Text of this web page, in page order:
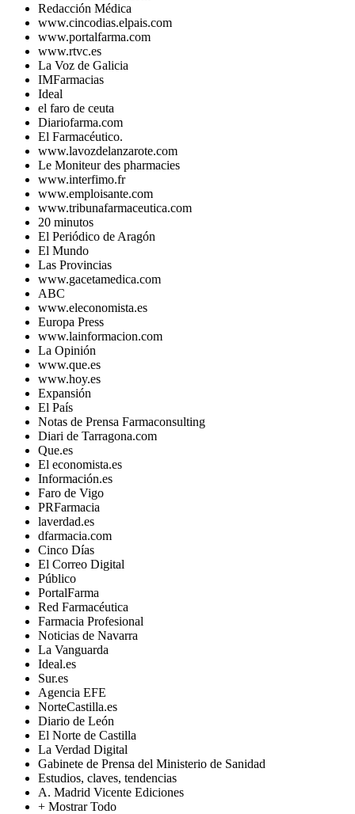
Redacción Médica
www.cincodias.elpais.com
www.portalfarma.com
www.rtvc.es
La Voz de Galicia
IMFarmacias
Ideal
el faro de ceuta
Diariofarma.com
El Farmacéutico.
www.lavozdelanzarote.com
Le Moniteur des pharmacies
www.interfimo.fr
www.emploisante.com
www.tribunafarmaceutica.com
20 minutos
El Periódico de Aragón
El Mundo
Las Provincias
www.gacetamedica.com
ABC
www.eleconomista.es
Europa Press
www.lainformacion.com
La Opinión
www.que.es
www.hoy.es
Expansión
El País
Notas de Prensa Farmaconsulting
Diari de Tarragona.com
Que.es
El economista.es
Información.es
Faro de Vigo
PRFarmacia
laverdad.es
dfarmacia.com
Cinco Días
El Correo Digital
Público
PortalFarma
Red Farmacéutica
Farmacia Profesional
Noticias de Navarra
La Vanguarda
Ideal.es
Sur.es
Agencia EFE
NorteCastilla.es
Diario de León
El Norte de Castilla
La Verdad Digital
Gabinete de Prensa del Ministerio de Sanidad
Estudios, claves, tendencias
A. Madrid Vicente Ediciones
+ Mostrar Todo